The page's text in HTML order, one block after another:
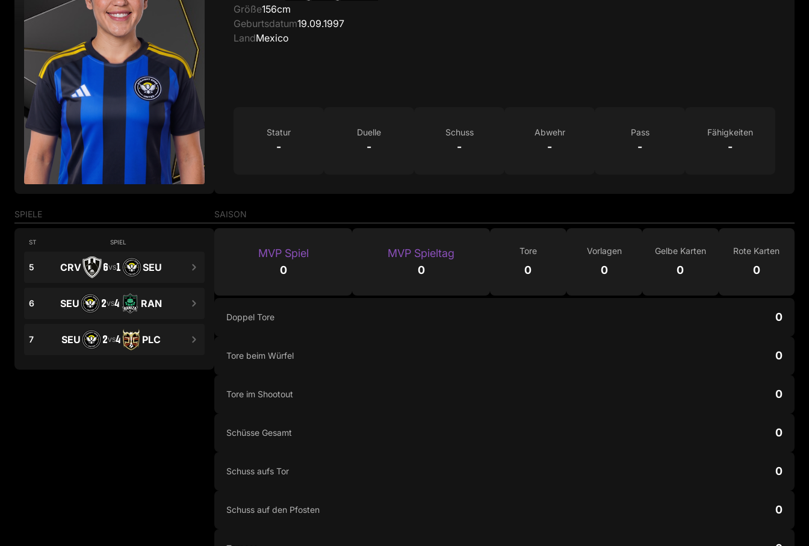
Größe156cm
Geburtsdatum19.09.1997
LandMexico
Statur
-
Duelle
-
Schuss
-
Abwehr
-
Pass
-
Fähigkeiten
-
SPIELE
ST SPIEL
5 CRV 6VS1 SEU
6 SEU 2VS4 RAN
7 SEU 2VS4 PLC
SAISON
MVP Spiel
0
MVP Spieltag
0
Tore
0
Vorlagen
0
Gelbe Karten
0
Rote Karten
0
Doppel Tore 0
Tore beim Würfel 0
Tore im Shootout 0
Schüsse Gesamt 0
Schuss aufs Tor 0
Schuss auf den Pfosten 0